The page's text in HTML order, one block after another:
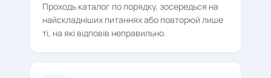
Проходь каталог по порядку, зосередься на
найскладніших питаннях або повторюй лише
ті, на які відповів неправильно.